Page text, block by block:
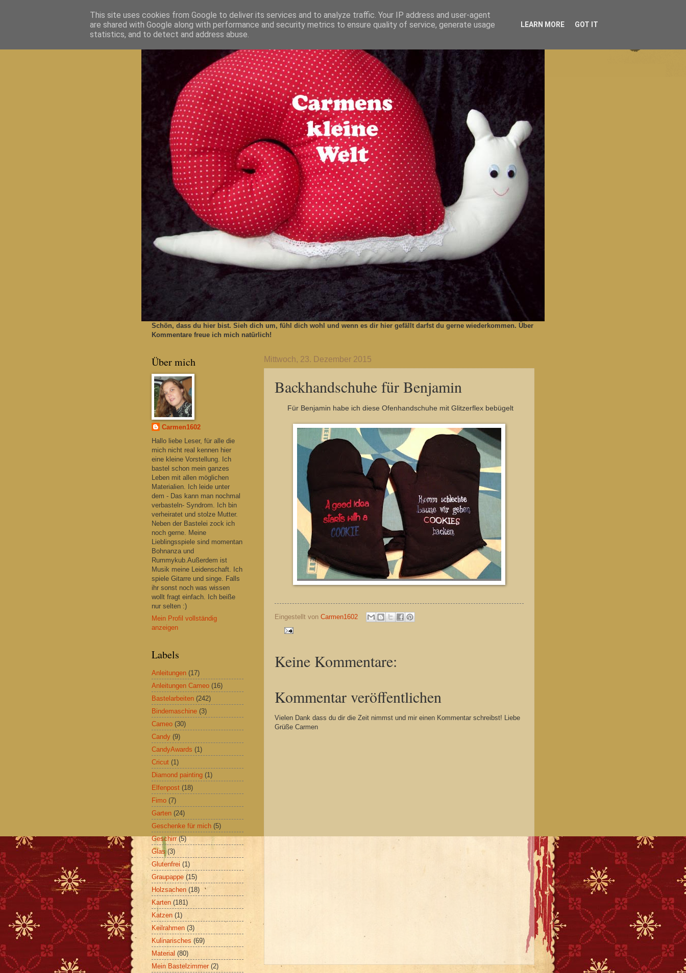
Schön, dass du hier bist. Sieh dich um, fühl dich wohl und wenn es dir hier gefällt darfst du gerne wiederkommen. Über
Kommentare freue ich mich natürlich!
Mittwoch, 23. Dezember 2015
Backhandschuhe für Benjamin
Für Benjamin habe ich diese Ofenhandschuhe mit Glitzerflex bebügelt
Eingestellt von Carmen1602
Keine Kommentare:
Kommentar veröffentlichen
Vielen Dank dass du dir die Zeit nimmst und mir einen Kommentar schreibst! Liebe
Grüße Carmen
Über mich
Carmen1602
Hallo liebe Leser, für alle die
mich nicht real kennen hier
eine kleine Vorstellung. Ich
bastel schon mein ganzes
Leben mit allen möglichen
Materialien. Ich leide unter
dem - Das kann man nochmal
verbasteln- Syndrom. Ich bin
verheiratet und stolze Mutter.
Neben der Bastelei zock ich
noch gerne. Meine
Lieblingsspiele sind momentan
Bohnanza und
Rummykub.Außerdem ist
Musik meine Leidenschaft. Ich
spiele Gitarre und singe. Falls
ihr sonst noch was wissen
wollt fragt einfach. Ich beiße
nur selten :)
Mein Profil vollständig
anzeigen
Labels
Anleitungen (17)
Anleitungen Cameo (16)
Bastelarbeiten (242)
Bindemaschine (3)
Cameo (30)
Candy (9)
CandyAwards (1)
Cricut (1)
Diamond painting (1)
Elfenpost (18)
Fimo (7)
Garten (24)
Geschenke für mich (5)
Geschirr (5)
Glas (3)
Glutenfrei (1)
Graupappe (15)
Holzsachen (18)
Karten (181)
Katzen (1)
Keilrahmen (3)
Kulinarisches (69)
Material (80)
Mein Bastelzimmer (2)
This site uses cookies from Google to deliver its services and to analyze traffic. Your IP address and user-agent
are shared with Google along with performance and security metrics to ensure quality of service, generate usage
statistics, and to detect and address abuse.
LEARN MORE GOT IT